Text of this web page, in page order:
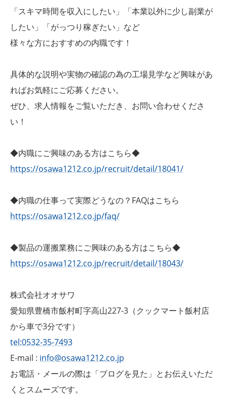
「スキマ時間を収入にしたい」「本業以外に少し副業が
したい」「がっつり稼ぎたい」など
様々な方におすすめの内職です！
具体的な説明や実物の確認の為の工場見学など興味があ
ればお気軽にご応募ください。
ぜひ、求人情報をご覧いただき、お問い合わせくださ
い！
◆内職にご興味のある方はこちら◆
https://osawa1212.co.jp/recruit/detail/18041/
◆内職の仕事って実際どうなの？FAQはこちら
https://osawa1212.co.jp/faq/
◆製品の運搬業務にご興味のある方はこちら◆
https://osawa1212.co.jp/recruit/detail/18043/
株式会社オオサワ
愛知県豊橋市飯村町字高山227-3（クックマート飯村店
から車で3分です）
tel:0532-35-7493
E-mail : info@osawa1212.co.jp
お電話・メールの際は「ブログを見た」とお伝えいただ
くとスムーズです。